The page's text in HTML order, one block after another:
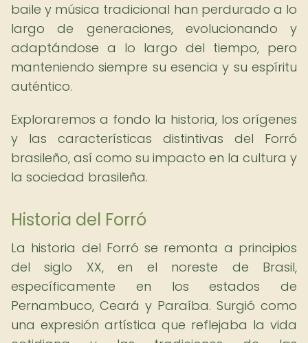
baile y música tradicional han perdurado a lo
largo de generaciones, evolucionando y
adaptándose a lo largo del tiempo, pero
manteniendo siempre su esencia y su espíritu
auténtico.
Exploraremos a fondo la historia, los orígenes
y las características distintivas del Forró
brasileño, así como su impacto en la cultura y
la sociedad brasileña.
Historia del Forró
La historia del Forró se remonta a principios
del siglo XX, en el noreste de Brasil,
específicamente en los estados de
Pernambuco, Ceará y Paraíba. Surgió como
una expresión artística que reflejaba la vida